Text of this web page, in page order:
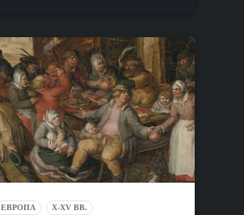
ЕВРОПА X-XV ВВ.